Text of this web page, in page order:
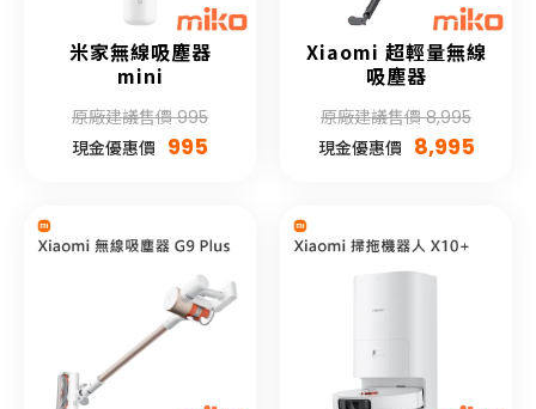
米家無線吸塵器
mini
原廠建議售價 995
現金優惠價 995
Xiaomi 超輕量無線
吸塵器
原廠建議售價 8,995
現金優惠價 8,995